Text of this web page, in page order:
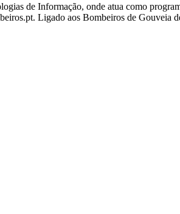
de Informação, onde atua como
Ligado aos Bombeiros de Gouveia